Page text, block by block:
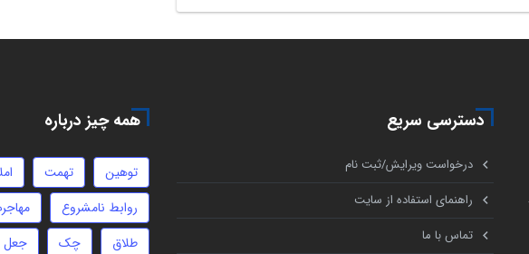
دسترسی سریع
درخواست ویرایش/ثبت نام
راهنمای استفاده از سایت
تماس با ما
همه چیز درباره
توهین تهمت
روابط نامشروع
طلاق
چک جعل